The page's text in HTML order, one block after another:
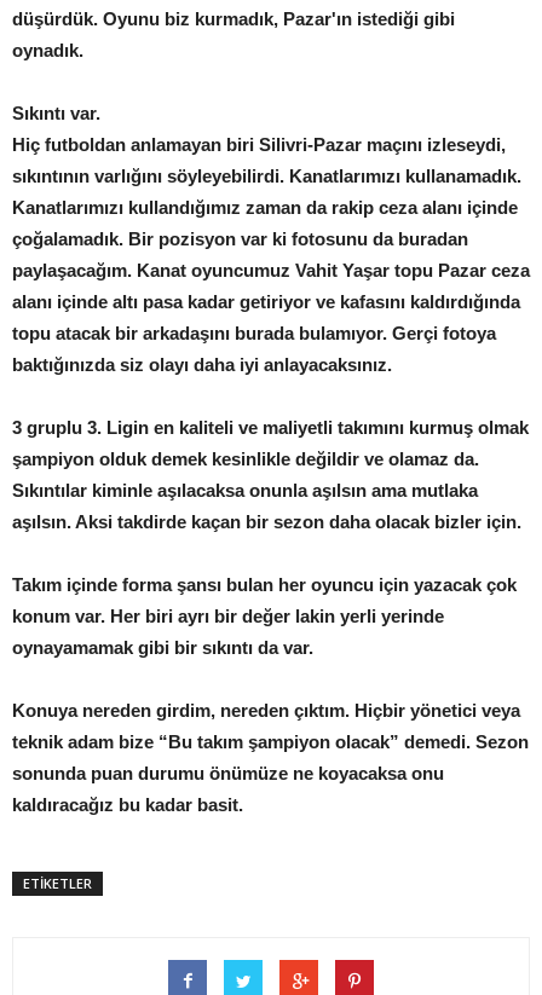
düşürdük. Oyunu biz kurmadık, Pazar'ın istediği gibi
oynadık.
Sıkıntı var.
Hiç futboldan anlamayan biri Silivri-Pazar maçını izleseydi,
sıkıntının varlığını söyleyebilirdi. Kanatlarımızı kullanamadık.
Kanatlarımızı kullandığımız zaman da rakip ceza alanı içinde
çoğalamadık. Bir pozisyon var ki fotosunu da buradan
paylaşacağım. Kanat oyuncumuz Vahit Yaşar topu Pazar ceza
alanı içinde altı pasa kadar getiriyor ve kafasını kaldırdığında
topu atacak bir arkadaşını burada bulamıyor. Gerçi fotoya
baktığınızda siz olayı daha iyi anlayacaksınız.
3 gruplu 3. Ligin en kaliteli ve maliyetli takımını kurmuş olmak
şampiyon olduk demek kesinlikle değildir ve olamaz da.
Sıkıntılar kiminle aşılacaksa onunla aşılsın ama mutlaka
aşılsın. Aksi takdirde kaçan bir sezon daha olacak bizler için.
Takım içinde forma şansı bulan her oyuncu için yazacak çok
konum var. Her biri ayrı bir değer lakin yerli yerinde
oynayamamak gibi bir sıkıntı da var.
Konuya nereden girdim, nereden çıktım. Hiçbir yönetici veya
teknik adam bize “Bu takım şampiyon olacak” demedi. Sezon
sonunda puan durumu önümüze ne koyacaksa onu
kaldıracağız bu kadar basit.
ETİKETLER